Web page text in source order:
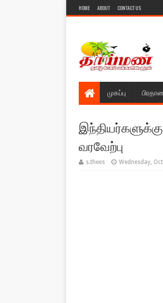
HOME ABOUT CONTACT US
முகப்பு
வரவேற்பு
s.thees Wednesday,